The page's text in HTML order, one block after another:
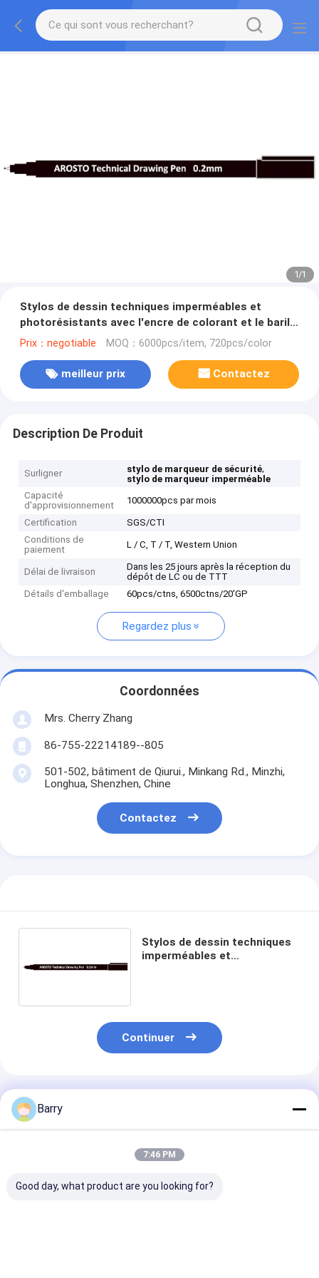
1/1
Stylos de dessin techniques imperméables et
photorésistants avec l'encre de colorant et le baril
fort de pp
Prix：negotiable MOQ：6000pcs/item, 720pcs/color
meilleur prix Contactez
Description De Produit
Surligner stylo de marqueur de sécurité,
stylo de marqueur imperméable
Capacité
d'approvisionnement
1000000pcs par mois
Certification
SGS/CTI
Conditions de
paiement
L / C, T / T, Western Union
Délai de livraison
Dans les 25 jours après la réception du
dépôt de LC ou de TTT
Détails d'emballage
60pcs/ctns, 6500ctns/20'GP
Regardez plus
Coordonnées
Mrs. Cherry Zhang
86-755-22214189--805
501-502, bâtiment de Qiurui., Minkang Rd., Minzhi,
Longhua, Shenzhen, Chine
Contactez
Stylos de dessin techniques
imperméables et
Continuer
Produits Recommandés
Barry
7:46 PM
Good day, what product are you looking for?